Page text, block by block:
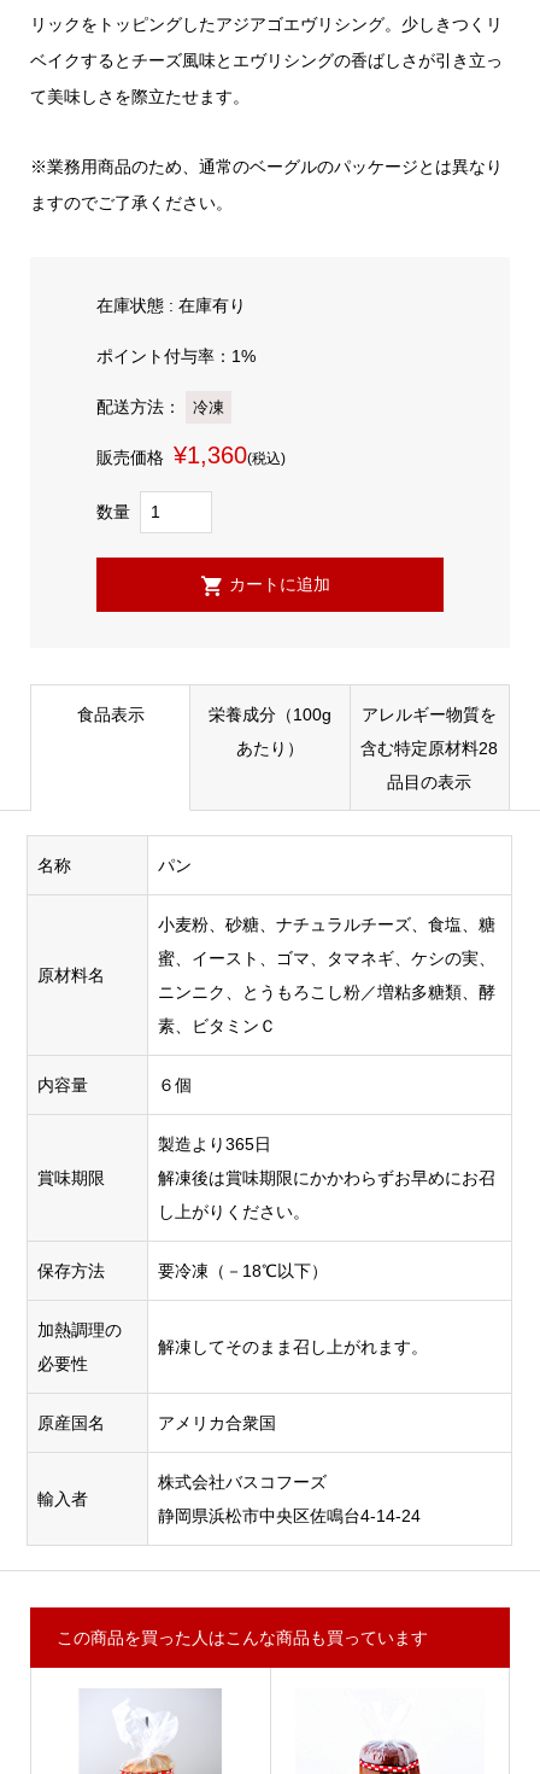
リックをトッピングしたアジアゴエヴリシング。少しきつくリ
ベイクするとチーズ風味とエヴリシングの香ばしさが引き立っ
て美味しさを際立たせます。
※業務用商品のため、通常のベーグルのパッケージとは異なり
ますのでご了承ください。
在庫状態 : 在庫有り
ポイント付与率：1%
配送方法： 冷凍
販売価格 ¥1,360(税込)
数量
食品表示
栄養成分（100g
あたり）
アレルギー物質を
含む特定原材料28
品目の表示
名称 パン
原材料名
小麦粉、砂糖、ナチュラルチーズ、食塩、糖
蜜、イースト、ゴマ、タマネギ、ケシの実、
ニンニク、とうもろこし粉／増粘多糖類、酵
素、ビタミンＣ
内容量 ６個
賞味期限
製造より365日
解凍後は賞味期限にかかわらずお早めにお召
し上がりください。
保存方法 要冷凍（－18℃以下）
加熱調理の
必要性
解凍してそのまま召し上がれます。
原産国名 アメリカ合衆国
輸入者
株式会社バスコフーズ
静岡県浜松市中央区佐鳴台4-14-24
この商品を買った人はこんな商品も買っています